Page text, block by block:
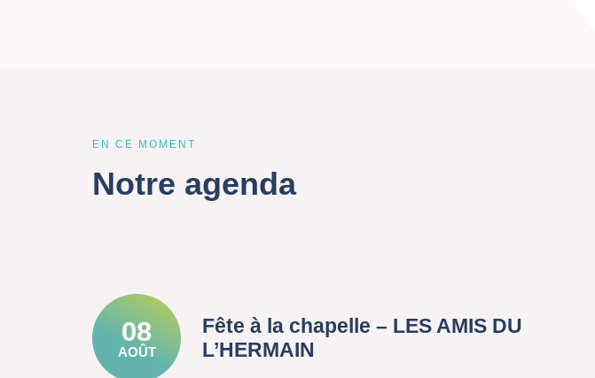
EN CE MOMENT
Notre agenda
08
AOÛT
Fête à la chapelle – LES AMIS DU
L’HERMAIN